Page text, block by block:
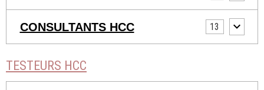
CONSULTANTS HCC 13
TESTEURS HCC